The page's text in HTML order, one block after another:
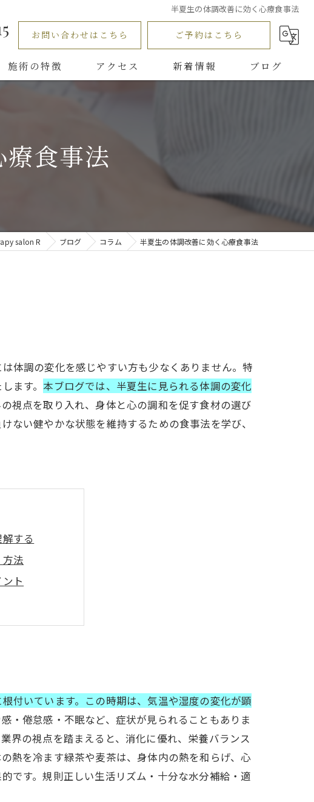
半夏生の体調改善に効く心療食事法
お問い合わせはこちら ご予約はこちら
施術の特徴
全身
アクセス 新着情報 ブログ
食事法
salon R ブログ コラム 半夏生の体調改善に効く心療食事法
体調の変化を感じやすい方も少なくありません。特
ます。 本ブログでは、半夏生に見られる体調の変化
視点を取り入れ、身体と心の調和を促す食材の選び
ない健やかな状態を維持するための食事法を学び、
する
法
ト
る食材選び
と習慣
ために
付いています。この時期は、気温や湿度の変化が顕
・倦怠感・不眠など、症状が見られることもありま
界の視点を踏まえると、消化に優れ、栄養バランス
熱を冷ます緑茶や麦茶は、身体内の熱を和らげ、心
です。規則正しい生活リズム・十分な水分補給・適